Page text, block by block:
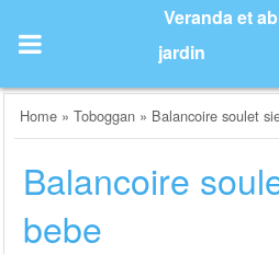
content
Veranda et
jardin
Home »Toboggan » Balancoire soulet
Balancoire
bebe